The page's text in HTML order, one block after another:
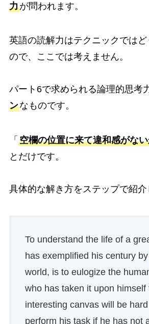
力が問われます。
英語の読解力はテクニックでは
ので、ここでは考えません。
パート6で求められる論理的思考
ンなものです。
「 空欄の位置に来て違和感がな
とだけです。
具体的な解き方をステップで紹介
To understand the life of a
has exemplified his century by
world, is to eulogize the
who has taken it upon himself
interesting canvas will be
perform his task if he has not